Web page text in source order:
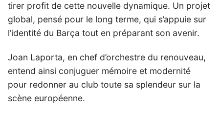
tirer profit de cette nouvelle dynamique. Un projet
global, pensé pour le long terme, qui s’appuie sur
l’identité du Barça tout en préparant son avenir.
Joan Laporta, en chef d’orchestre du renouveau,
entend ainsi conjuguer mémoire et modernité
pour redonner au club toute sa splendeur sur la
scène européenne.